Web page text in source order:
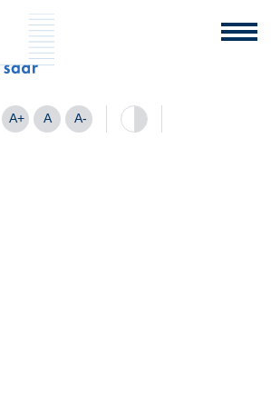
A+ A A-